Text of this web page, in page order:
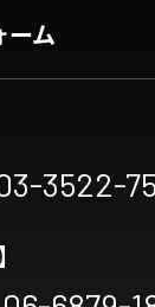
ーム
3522-